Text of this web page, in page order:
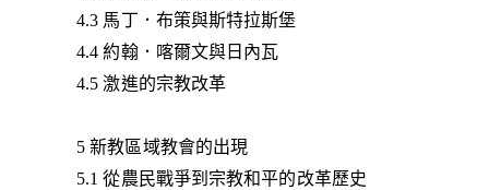
4.3 馬丁．布策與斯特拉斯堡
4.4 約翰．喀爾文與日內瓦
4.5 激進的宗教改革
5 新教區域教會的出現
5.1 從農民戰爭到宗教和平的改革歷史